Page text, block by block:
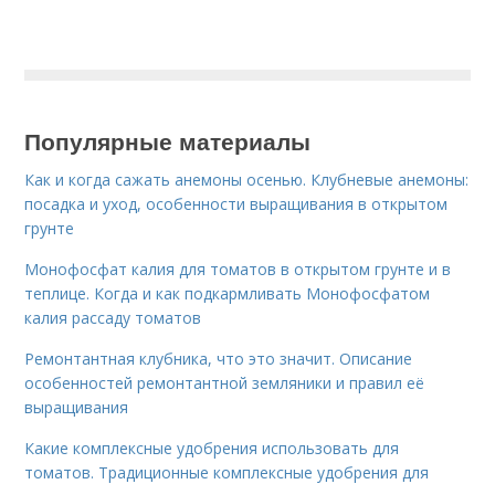
Популярные материалы
Как и когда сажать анемоны осенью. Клубневые анемоны:
посадка и уход, особенности выращивания в открытом
грунте
Монофосфат калия для томатов в открытом грунте и в
теплице. Когда и как подкармливать Монофосфатом
калия рассаду томатов
Ремонтантная клубника, что это значит. Описание
особенностей ремонтантной земляники и правил её
выращивания
Какие комплексные удобрения использовать для
томатов. Традиционные комплексные удобрения для